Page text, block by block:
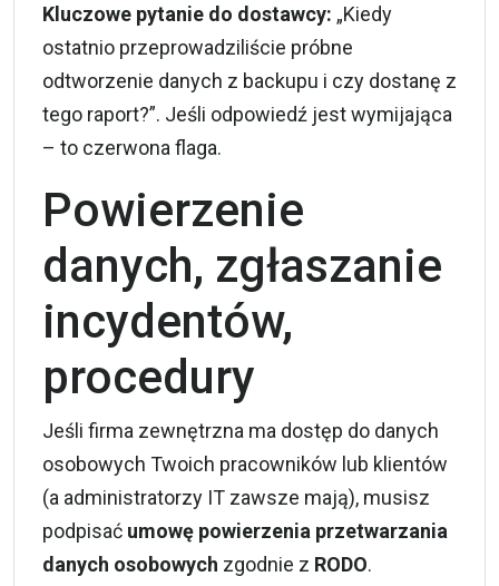
Kluczowe pytanie do dostawcy: „Kiedy
ostatnio przeprowadziliście próbne
odtworzenie danych z backupu i czy dostanę z
tego raport?”. Jeśli odpowiedź jest wymijająca
– to czerwona flaga.
Powierzenie
danych, zgłaszanie
incydentów,
procedury
Jeśli firma zewnętrzna ma dostęp do danych
osobowych Twoich pracowników lub klientów
(a administratorzy IT zawsze mają), musisz
podpisać umowę powierzenia przetwarzania
danych osobowych zgodnie z RODO.